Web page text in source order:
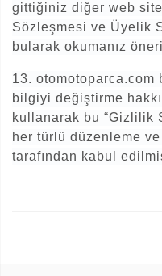
gittiğiniz diğer web
Sözleşmesi ve Üyelik
bularak okumanız
13.
bilgiyi değiştirme
kullanarak bu “Gizlilik
her türlü düzenleme
tarafından kabul